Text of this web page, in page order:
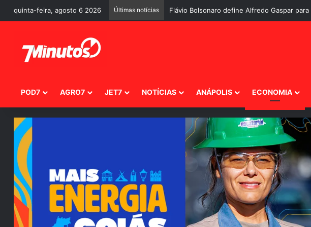
quinta-feira, agosto 6 2026 Últimas notícias Quem responde perante os brasileiros?
POD7 AGRO7 JET7 NOTÍCIAS ANÁPOLIS ECONOMIA